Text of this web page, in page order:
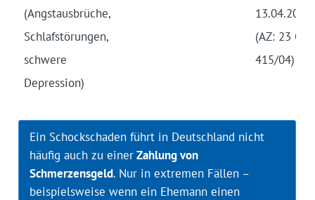
(Angstausbrüche,
Schlafstörungen,
schwere
Depression)
13.04.2005
(AZ: 23 O
415/04)
Ein Schockschaden führt in Deutschland nicht
häufig auch zu einerZahlung von
Schmerzensgeld. Nur in extremen Fällen –
beispielsweise wenn ein Ehemann einen